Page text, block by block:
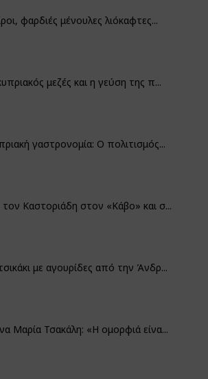
φαρδιές μένουλες λιόκαφτες...
μεζές και η γεύση της π...
γαστρονομία: Ο πολιτισμός...
Καστοριάδη στον «Κάβο» και σ...
με αγουρίδες από την Άνδρ...
Μαρία Τσακάλη: «Η ομορφιά είνα...